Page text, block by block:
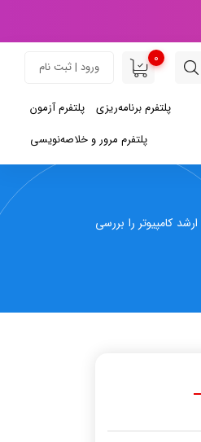
0
ورود | ثبت نام
پلتفرم آزمون
پلتفرم برنامه‌ریزی
پلتفرم مرور و خلاصه‌نویسی
کامپیوتر را بررسی